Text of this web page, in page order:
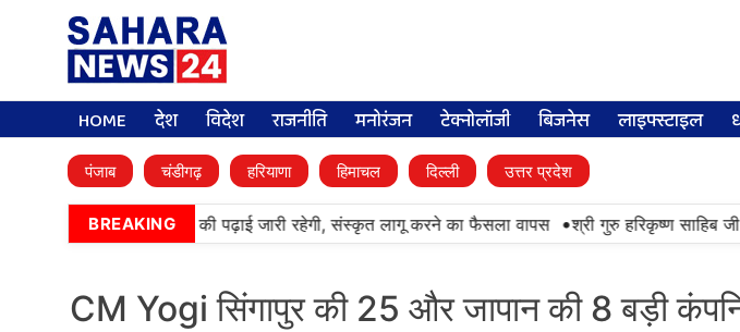
HOME देश विदेश राजनीति मनोरंजन टेक्नोलॉजी बिजनेस लाइफ्स्टाइल
पंजाब चंडीगढ़ हरियाणा हिमाचल दिल्ली उत्तर प्रदेश
BREAKING
पब्लिक स्कूलों में पंजाबी की पढ़ाई जारी रहेगी, संस्कृत लागू करने का फैसला वापस •श्री गुरु हरिकृष्ण साहिब जी के
CM Yogi सिंगापुर की 25 और जापान की 8 बड़ी